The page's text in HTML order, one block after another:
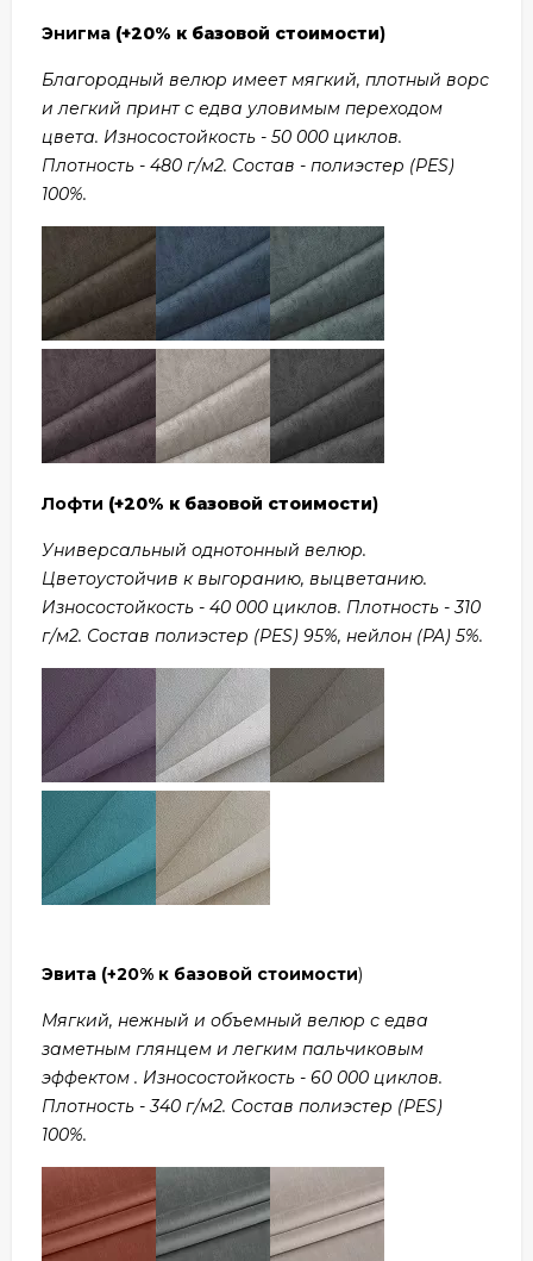
Энигма (+20% к базовой стоимости)
Благородный велюр имеет мягкий, плотный ворс
и легкий принт с едва уловимым переходом
цвета. Износостойкость - 50 000 циклов.
Плотность - 480 г/м2. Состав - полиэстер (PES)
100%.
Лофти (+20% к базовой стоимости)
Универсальный однотонный велюр.
Цветоустойчив к выгоранию, выцветанию.
Износостойкость - 40 000 циклов. Плотность - 310
г/м2. Состав полиэстер (PES) 95%, нейлон (PA) 5%.
Эвита (+20% к базовой стоимости)
Мягкий, нежный и объемный велюр с едва
заметным глянцем и легким пальчиковым
эффектом . Износостойкость - 60 000 циклов.
Плотность - 340 г/м2. Состав полиэстер (PES)
100%.